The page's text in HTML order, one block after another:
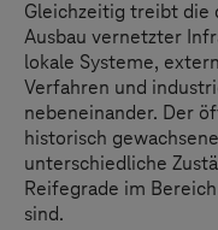
Gleichzeitig treibt die
Ausbau vernetzter
lokale Systeme,
Verfahren und
nebeneinander. Der
historisch
unterschiedliche
Reifegrade im
sind.